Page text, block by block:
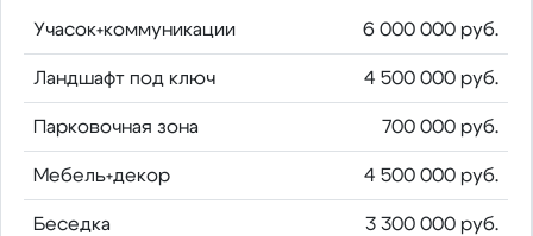
Учасок+коммуникации 6 000 000 руб.
Ландшафт под ключ 4 500 000 руб.
Парковочная зона 700 000 руб.
Мебель+декор 4 500 000 руб.
Беседка 3 300 000 руб.